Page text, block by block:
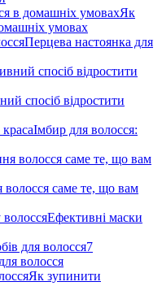
Як
умовах
Перцева настоянка для
спосіб відростити
Імбир для волосся:
волосся саме те, що вам
Ефективні маски
7
волосся
Як зупинити